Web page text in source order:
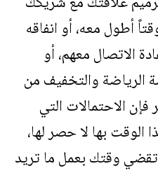
أطول معه، أو انفاقه
الاتصال معهم، أو
الرياضة والتخفيف من
فإن الاحتمالات التي
الوقت بها لا حصر لها،
وقتك بعمل ما تريد